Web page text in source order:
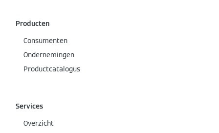
Producten
Consumenten
Ondernemingen
Productcatalogus
Services
Overzicht